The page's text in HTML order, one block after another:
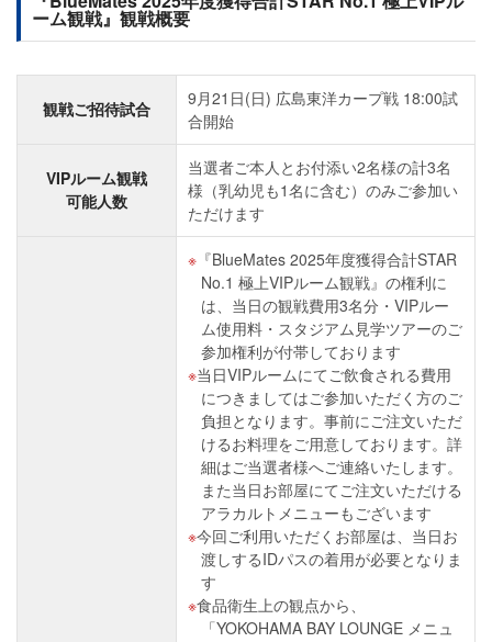
ーム観戦』観戦概要
観戦ご招待試合
9月21日(日) 広島東洋カープ戦 18:00試
合開始
VIPルーム観戦
可能人数
当選者ご本人とお付添い2名様の計3名
様（乳幼児も1名に含む）のみご参加い
ただけます
『BlueMates 2025年度獲得合計STAR
No.1 極上VIPルーム観戦』の権利に
は、当日の観戦費用3名分・VIPルー
ム使用料・スタジアム見学ツアーのご
参加権利が付帯しております
当日VIPルームにてご飲食される費用
につきましてはご参加いただく方のご
負担となります。事前にご注文いただ
けるお料理をご用意しております。詳
細はご当選者様へご連絡いたします。
また当日お部屋にてご注文いただける
アラカルトメニューもございます
今回ご利用いただくお部屋は、当日お
渡しするIDパスの着用が必要となりま
す
食品衛生上の観点から、
「YOKOHAMA BAY LOUNGE メニュ